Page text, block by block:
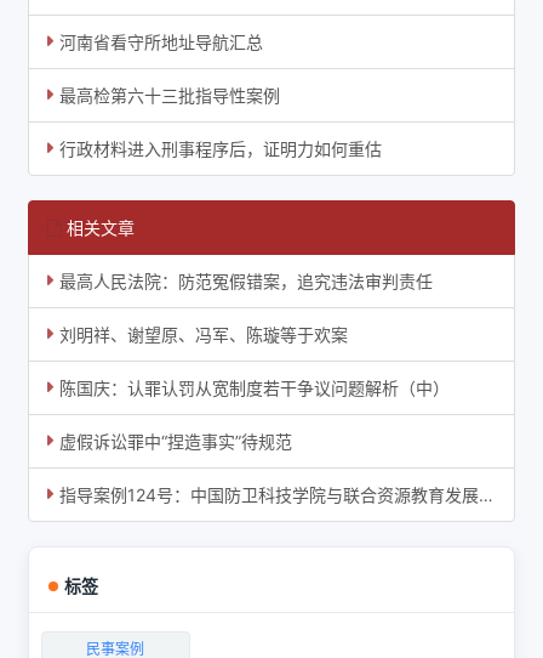
河南省看守所地址导航汇总
最高检第六十三批指导性案例
行政材料进入刑事程序后，证明力如何重估
相关文章
最高人民法院：防范冤假错案，追究违法审判责任
刘明祥、谢望原、冯军、陈璇等于欢案
陈国庆：认罪认罚从宽制度若干争议问题解析（中）
虚假诉讼罪中“捏造事实”待规范
指导案例124号：中国防卫科技学院与联合资源教育发展（燕郊）有限公司执行监督案
标签
民事案例